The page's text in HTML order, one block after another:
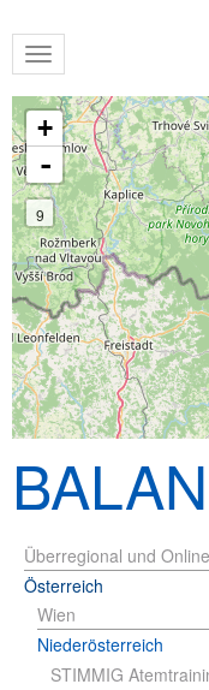
Skip
content
Toggle
navigation
+
-
9
Überregional und Online
Österreich
Wien
Niederösterreich
STIMMIG